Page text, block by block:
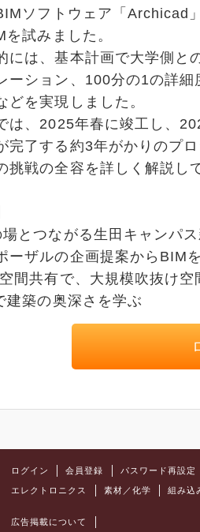
ソフトウェア「Archicad
を試みました。
は、基本計画で大学側と
ーション、100分の1の詳細
どを実現しました。
は、2025年春に竣工し、
完了する約3年がかりのプ
挑戦の全容を詳しく解説し
場とつながる生田キャンパ
ーザルの企画提案からBIM
間共有で、大規模吹抜け空
建築の奥深さを学ぶ
ログイン 会員登録 パスワード再設定
エレクトロニクス 素材／化学 組み込
広告掲載について